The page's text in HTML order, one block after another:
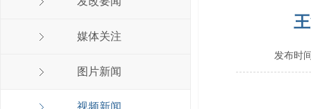
媒体关注
图片新闻
视频新闻
发布时